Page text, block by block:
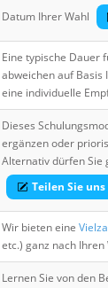
Datum Ihrer Wahl
Eine typische Dauer
abweichen auf Basis
eine individuelle
Dieses
ergänzen oder
Alternativ dürfen Sie
Teilen Sie
Wir bieten eine
etc.) ganz nach Ihren
Lernen Sie von den